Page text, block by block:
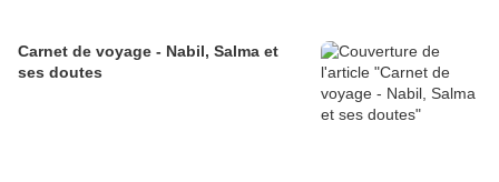
Carnet de voyage - Nabil, Salma et
ses doutes